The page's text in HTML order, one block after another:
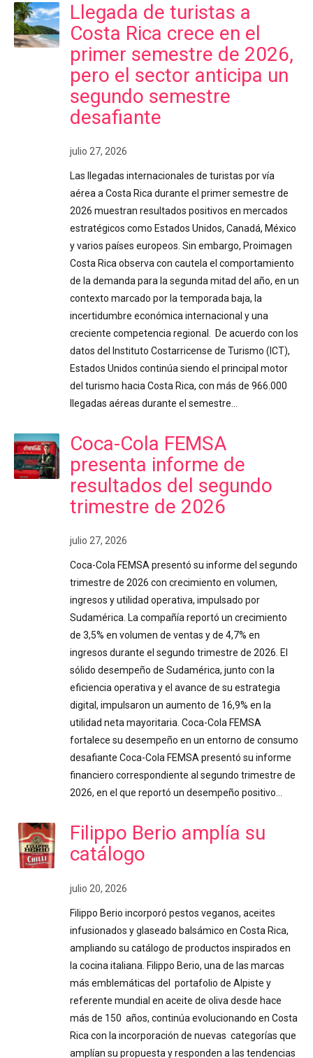
Llegada de turistas a
Costa Rica crece en el
primer semestre de 2026,
pero el sector anticipa un
segundo semestre
desafiante
julio 27, 2026
Las llegadas internacionales de turistas por vía
aérea a Costa Rica durante el primer semestre de
2026 muestran resultados positivos en mercados
estratégicos como Estados Unidos, Canadá, México
y varios países europeos. Sin embargo, Proimagen
Costa Rica observa con cautela el comportamiento
de la demanda para la segunda mitad del año, en un
contexto marcado por la temporada baja, la
incertidumbre económica internacional y una
creciente competencia regional. De acuerdo con los
datos del Instituto Costarricense de Turismo (ICT),
Estados Unidos continúa siendo el principal motor
del turismo hacia Costa Rica, con más de 966.000
llegadas aéreas durante el semestre…
Coca-Cola FEMSA
presenta informe de
resultados del segundo
trimestre de 2026
julio 27, 2026
Coca-Cola FEMSA presentó su informe del segundo
trimestre de 2026 con crecimiento en volumen,
ingresos y utilidad operativa, impulsado por
Sudamérica. La compañía reportó un crecimiento
de 3,5% en volumen de ventas y de 4,7% en
ingresos durante el segundo trimestre de 2026. El
sólido desempeño de Sudamérica, junto con la
eficiencia operativa y el avance de su estrategia
digital, impulsaron un aumento de 16,9% en la
utilidad neta mayoritaria. Coca-Cola FEMSA
fortalece su desempeño en un entorno de consumo
desafiante Coca-Cola FEMSA presentó su informe
financiero correspondiente al segundo trimestre de
2026, en el que reportó un desempeño positivo…
Filippo Berio amplía su
catálogo
julio 20, 2026
Filippo Berio incorporó pestos veganos, aceites
infusionados y glaseado balsámico en Costa Rica,
ampliando su catálogo de productos inspirados en
la cocina italiana. Filippo Berio, una de las marcas
más emblemáticas del portafolio de Alpiste y
referente mundial en aceite de oliva desde hace
más de 150 años, continúa evolucionando en Costa
Rica con la incorporación de nuevas categorías que
amplían su propuesta y responden a las tendencias